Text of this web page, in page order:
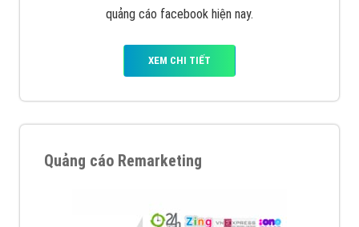
quảng cáo facebook hiện nay.
XEM CHI TIẾT
Quảng cáo Remarketing